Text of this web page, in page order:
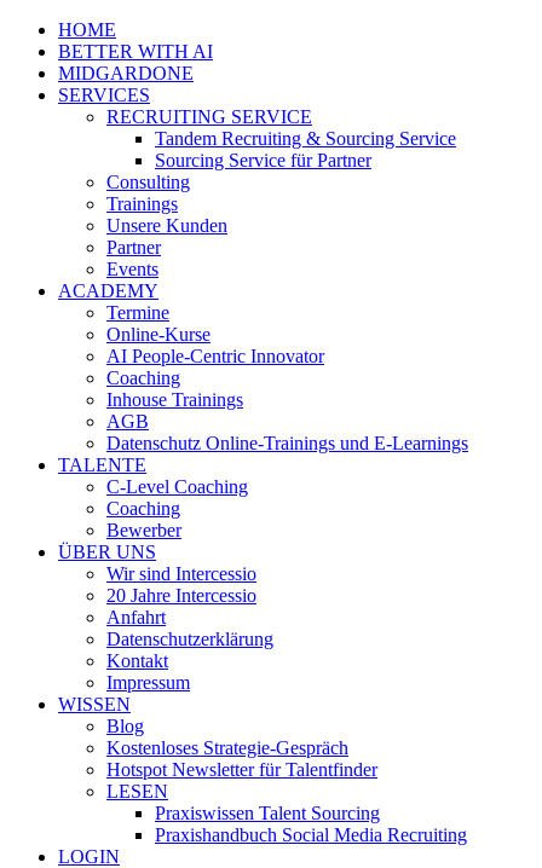
HOME
BETTER WITH AI
MIDGARDONE
SERVICES
RECRUITING SERVICE
Tandem Recruiting & Sourcing Service
Sourcing Service für Partner
Consulting
Trainings
Unsere Kunden
Partner
Events
ACADEMY
Termine
Online-Kurse
AI People-Centric Innovator
Coaching
Inhouse Trainings
AGB
Datenschutz Online-Trainings und E-Learnings
TALENTE
C-Level Coaching
Coaching
Bewerber
ÜBER UNS
Wir sind Intercessio
20 Jahre Intercessio
Anfahrt
Datenschutzerklärung
Kontakt
Impressum
WISSEN
Blog
Kostenloses Strategie-Gespräch
Hotspot Newsletter für Talentfinder
LESEN
Praxiswissen Talent Sourcing
Praxishandbuch Social Media Recruiting
LOGIN